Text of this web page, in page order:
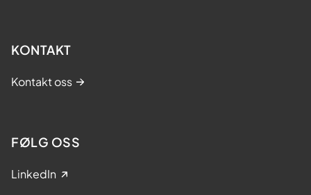
KONTAKT
Kontakt oss
FØLG OSS
LinkedIn